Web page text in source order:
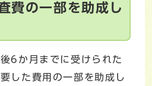
費の一部を助成し
6か月までに受けられた
した費用の一部を助成し